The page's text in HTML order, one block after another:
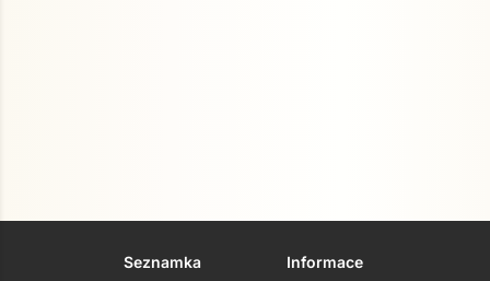
Seznamka
Informace